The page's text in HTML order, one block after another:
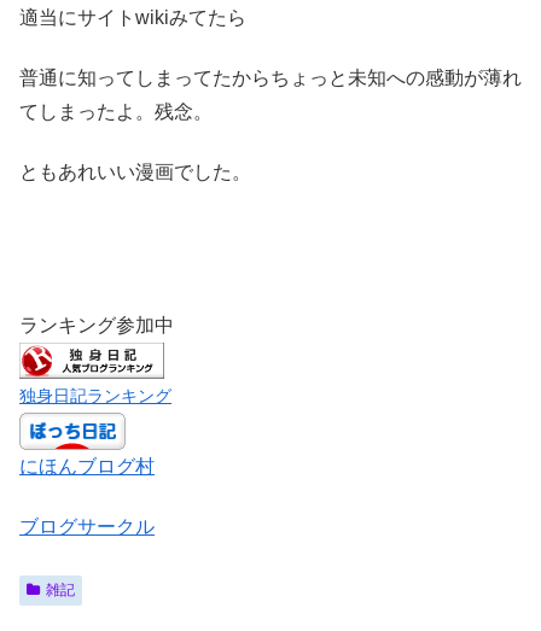
適当にサイトwikiみてたら
普通に知ってしまってたからちょっと未知への感動が薄れ
てしまったよ。残念。
ともあれいい漫画でした。
ランキング参加中
独身日記ランキング
にほんブログ村
ブログサークル
雑記